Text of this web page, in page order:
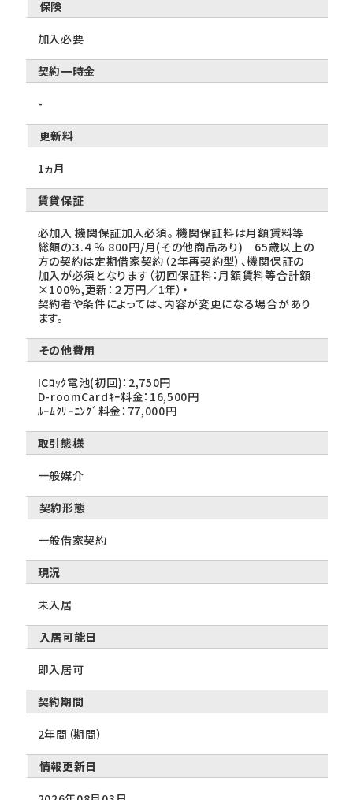
保険
加入必要
契約一時金
-
更新料
1ヵ月
賃貸保証
必加入 機関保証加入必須。 機関保証料は月額賃料等
総額の３.４％ 800円/月(その他商品あり) 65歳以上の
方の契約は定期借家契約（2年再契約型）、機関保証の
加入が必須となります（初回保証料：月額賃料等合計額
×100％,更新：２万円／1年）・
契約者や条件によっては、内容が変更になる場合があり
ます。
その他費用
ICﾛｯｸ電池(初回)：2,750円
D-roomCardｷｰ料金：16,500円
ﾙｰﾑｸﾘｰﾆﾝｸﾞ料金：77,000円
取引態様
一般媒介
契約形態
一般借家契約
現況
未入居
入居可能日
即入居可
契約期間
2年間（期間）
情報更新日